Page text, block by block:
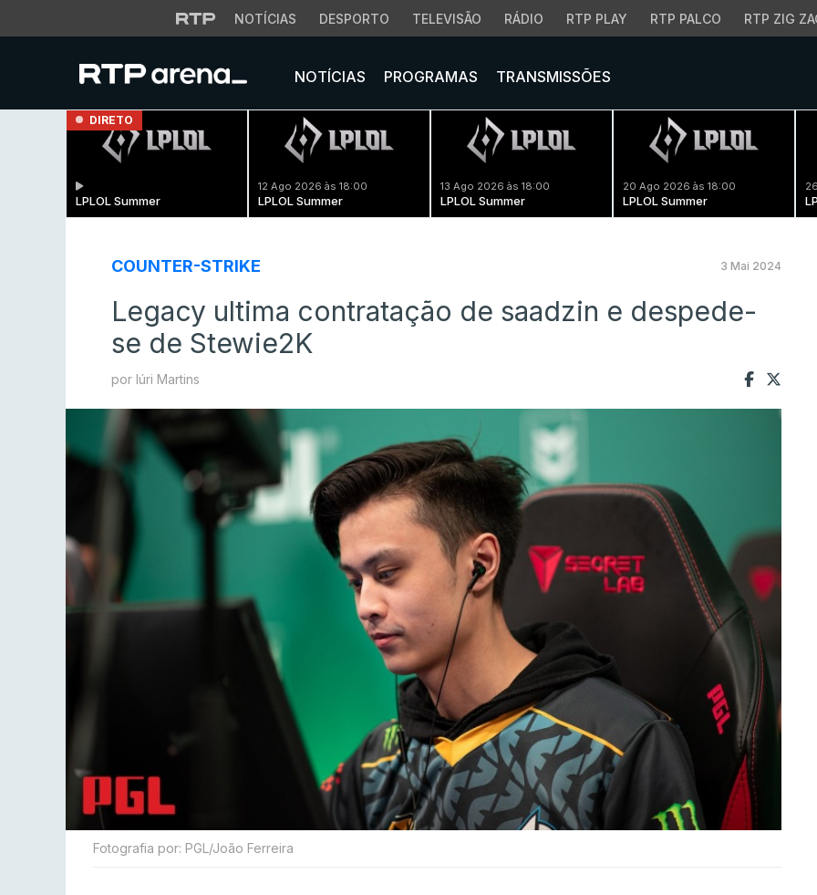
NOTÍCIAS DESPORTO TELEVISÃO RÁDIO RTP PLAY RTP PALCO RTP ZIG
NOTÍCIAS PROGRAMAS TRANSMISSÕES
DIRETO
LPLOL Summer
12 Ago 2026 às 18:00
LPLOL Summer
13 Ago 2026 às 18:00
LPLOL Summer
20 Ago 2026 às 18:00
LPLOL Summer
COUNTER-STRIKE 3 Mai 2024
Legacy ultima contratação de saadzin e despede-
se de Stewie2K
por Iúri Martins
Fotografia por: PGL/João Ferreira